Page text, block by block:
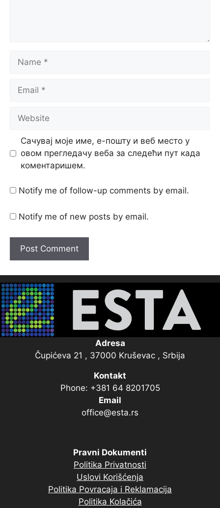
Name
Email
Website
Сачувај моје име, е-пошту и веб место у
овом прегледачу веба за следећи пут када
коментаришем.
Notify me of follow-up comments by email.
Notify me of new posts by email.
Adresa
Čupićeva 21 , 37000 Kruševac , Srbija
Kontakt
Phone: +381 64 8201705
Email
office@esta.rs
Pravni Dokumenti
Politika Privatnosti
Uslovi Korišćenja
Politika Povracaja i Reklamacija
Politika Kolačića